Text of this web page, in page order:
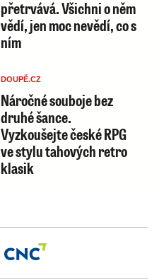
přetrvává. Všichni o něm
vědí, jen moc nevědí, co s
ním
DOUPĚ.CZ
Náročné souboje bez
druhé šance.
Vyzkoušejte české RPG
ve stylu tahových retro
klasik